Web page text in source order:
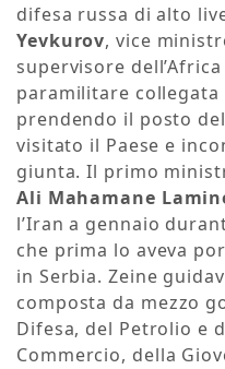
difesa russa di alto
Yevkurov, vice
supervisore
paramilitare collegata
prendendo il posto
visitato il Paese e
giunta. Il primo
Ali Mahamane
l’Iran a gennaio
che prima lo aveva
in Serbia. Zeine
composta da mezzo
Difesa, del Petrolio e
Commercio, della